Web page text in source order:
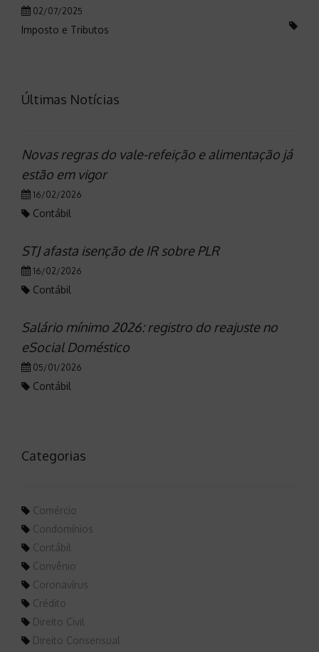
02/07/2025
Imposto e Tributos
Últimas Notícias
Novas regras do vale-refeição e alimentação já
estão em vigor
16/02/2026
Contábil
STJ afasta isenção de IR sobre PLR
16/02/2026
Contábil
Salário mínimo 2026: registro do reajuste no
eSocial Doméstico
05/01/2026
Contábil
Categorias
Comércio
Condomínios
Contábil
Convênio
Coronavírus
Crédito
Direito Civil
Direito Consensual